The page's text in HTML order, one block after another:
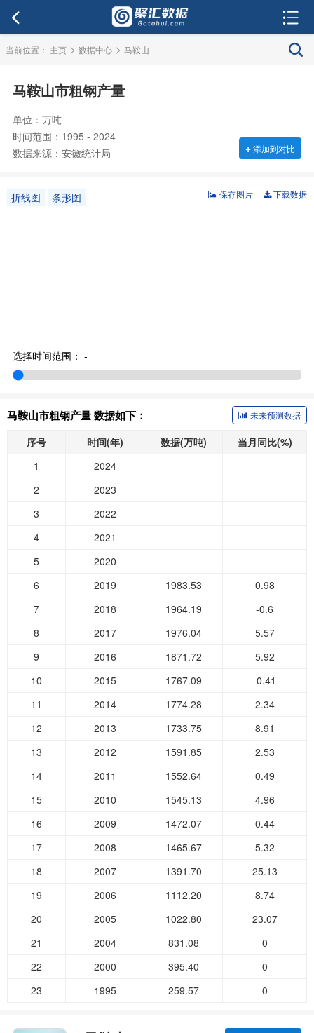
当前位置： 主页 > 数据中心 > 马鞍山
马鞍山市粗钢产量
单位：万吨
时间范围：1995 - 2024
数据来源：安徽统计局
+添加到对比
折线图 条形图 下载数据
保存图片
选择时间范围： -
马鞍山市粗钢产量 数据如下： 未来预测数据
序号 时间(年) 数据(万吨)
当月同比(%)
1
2024
2
2023
3
2022
4
2021
5
2020
6
2019 1983.53
0.98
7
2018 1964.19
-0.6
8
2017 1976.04
5.57
9
2016 1871.72
5.92
10
2015 1767.09
-0.41
11
2014 1774.28
2.34
12
2013 1733.75
8.91
13
2012 1591.85
2.53
14
2011 1552.64
0.49
15
2010 1545.13
4.96
16
2009 1472.07
0.44
17
2008 1465.67
5.32
18
2007 1391.70
25.13
19
2006 1112.20
8.74
20
2005 1022.80
23.07
21
2004 831.08
0
22
2000 395.40
0
23
1995 259.57 0